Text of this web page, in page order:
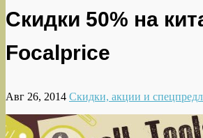
Скидки 50% на
Focalprice
Авг 26, 2014 Скидки, акции и